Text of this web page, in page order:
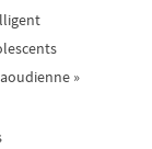
»